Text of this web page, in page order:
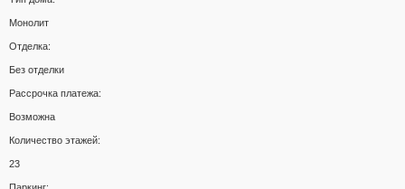
Монолит
Отделка:
Без отделки
Рассрочка платежа:
Возможна
Количество этажей:
23